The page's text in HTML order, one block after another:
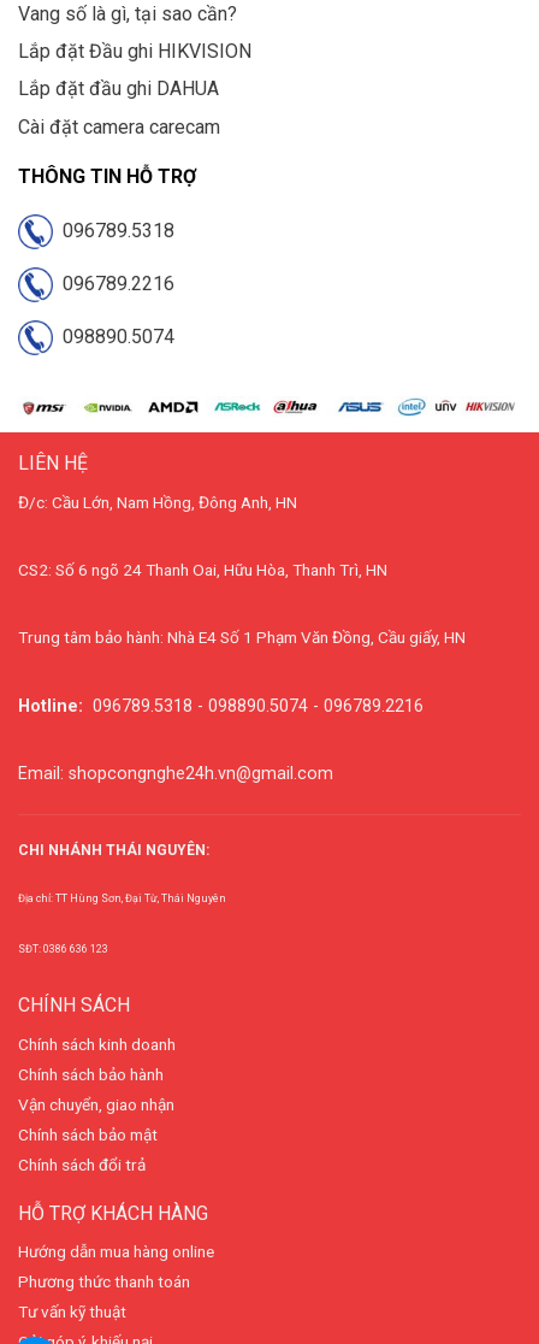
Vang số là gì, tại sao cần?
Lắp đặt Đầu ghi HIKVISION
Lắp đặt đầu ghi DAHUA
Cài đặt camera carecam
THÔNG TIN HỖ TRỢ
096789.5318
096789.2216
098890.5074
LIÊN HỆ
Đ/c: Cầu Lớn, Nam Hồng, Đông Anh, HN
CS2: Số 6 ngõ 24 Thanh Oai, Hữu Hòa, Thanh Trì, HN
Trung tâm bảo hành: Nhà E4 Số 1 Phạm Văn Đồng, Cầu giấy, HN
Hotline: 096789.5318 - 098890.5074 - 096789.2216
Email: shopcongnghe24h.vn@gmail.com
CHI NHÁNH THÁI NGUYÊN:
Địa chỉ: TT Hùng Sơn, Đại Từ, Thái Nguyên
SĐT: 0386 636 123
CHÍNH SÁCH
Chính sách kinh doanh
Chính sách bảo hành
Vận chuyển, giao nhận
Chính sách bảo mật
Chính sách đổi trả
HỖ TRỢ KHÁCH HÀNG
Hướng dẫn mua hàng online
Phương thức thanh toán
Tư vấn kỹ thuật